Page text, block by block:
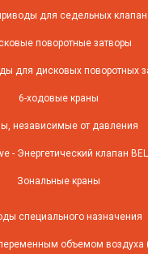
для седельных
поворотные затворы
для дисковых поворотных
6-ходовые краны
независимые от давления
- Энергетический клапан
Зональные краны
специального назначения
объемом воздуха